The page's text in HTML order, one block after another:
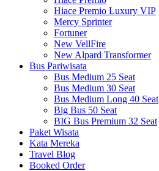
Hiace Premio Luxury VIP
Mercy Sprinter
Fortuner
New VellFire
New Alpard Transformer
Bus Pariwisata
Bus Medium 25 Seat
Bus Medium 30 Seat
Bus Medium Long 40 Seat
Big Bus 50 Seat
BIG Bus Premium 32 Seat
Paket Wisata
Kata Mereka
Travel Blog
Booked Order